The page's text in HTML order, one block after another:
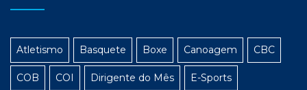
Atletismo Basquete Boxe Canoagem CBC
COB COI Dirigente do Mês E-Sports